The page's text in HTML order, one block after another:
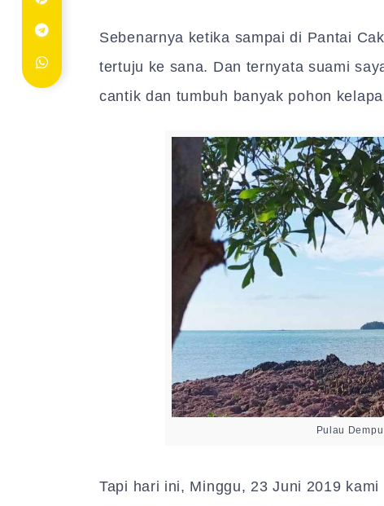
Sebenarnya ketika sampai di Pantai
tertuju ke sana. Dan ternyata suami
cantik dan tumbuh banyak pohon
Pulau
Tapi hari ini, Minggu, 23 Juni 2019